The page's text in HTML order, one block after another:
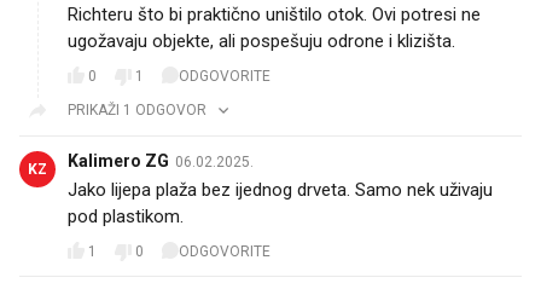
Richteru što bi praktično uništilo otok. Ovi potresi ne
ugožavaju objekte, ali pospešuju odrone i klizišta.
0 1
ODGOVORITE
PRIKAŽI 1 ODGOVOR
KZ Kalimero ZG 06.02.2025.
Jako lijepa plaža bez ijednog drveta. Samo nek uživaju
pod plastikom.
1 0 ODGOVORITE